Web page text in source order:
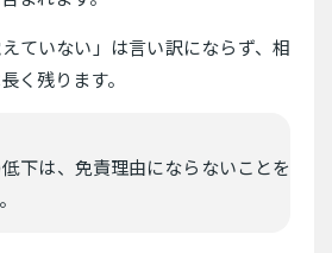
えていない」は言い訳にならず、相
く残ります。
下は、免責理由にならないことを